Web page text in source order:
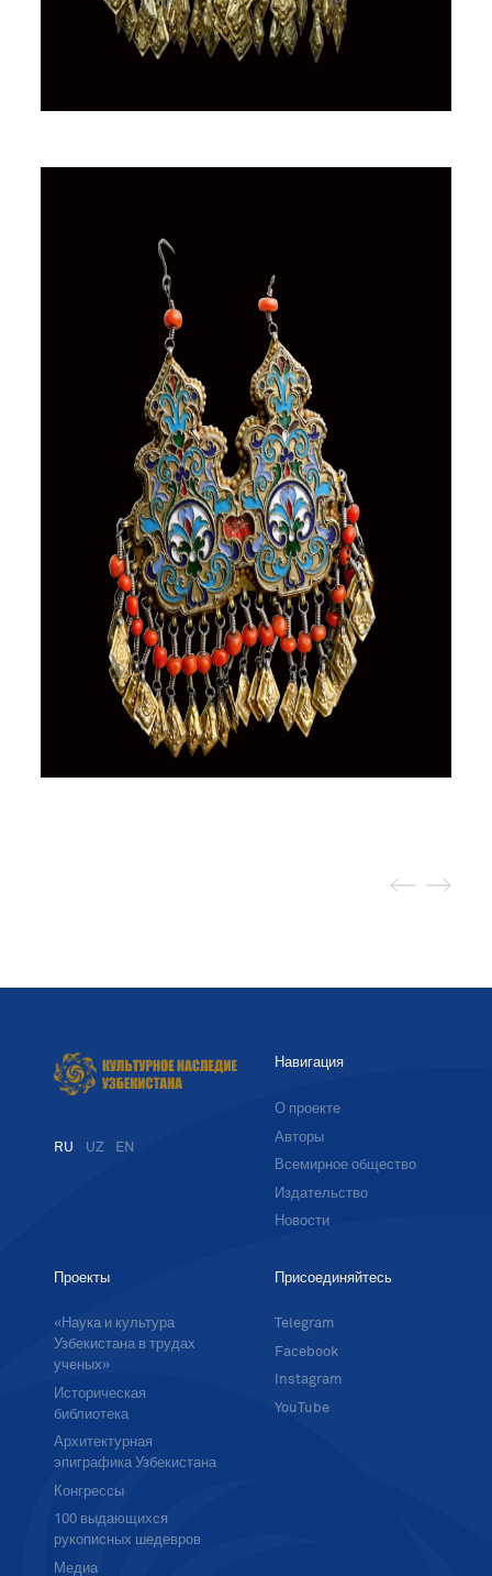
RU UZ EN
Навигация
О проекте
Авторы
Всемирное общество
Издательство
Новости
Проекты
«Наука и культура
Узбекистана в трудах
ученых»
Историческая
библиотека
Архитектурная
эпиграфика Узбекистана
Конгрессы
100 выдающихся
рукописных шедевров
Медиа
Присоединяйтесь
Telegram
Facebook
Instagram
YouTube